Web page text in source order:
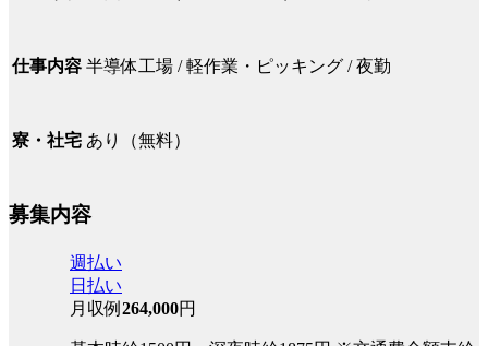
仕事内容 半導体工場 / 軽作業・ピッキング / 夜勤
寮・社宅 あり（無料）
募集内容
週払い
日払い
月収例 264,000円